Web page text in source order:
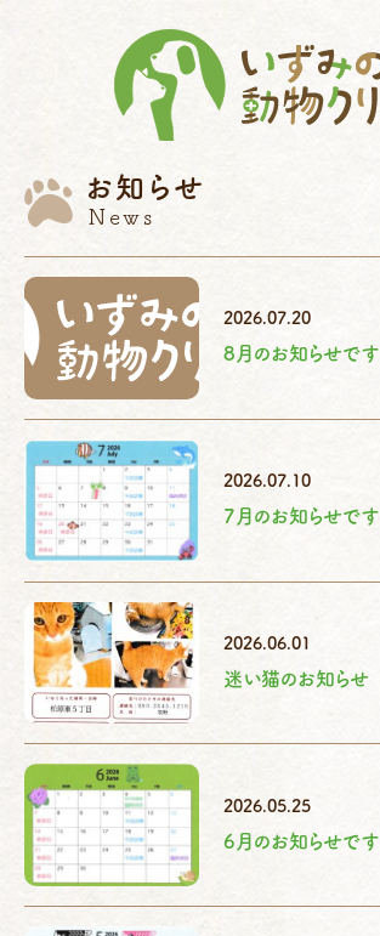
お知らせ
News
2026.07.20
8月のお知らせです
2026.07.10
7月のお知らせです
2026.06.01
迷い猫のお知らせ
2026.05.25
6月のお知らせです